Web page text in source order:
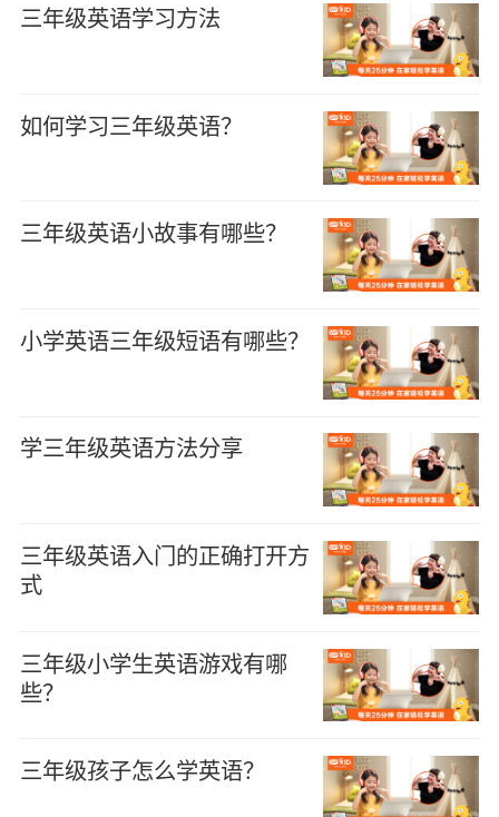
三年级英语学习方法
如何学习三年级英语？
三年级英语小故事有哪些？
小学英语三年级短语有哪些？
学三年级英语方法分享
三年级英语入门的正确打开方
式
三年级小学生英语游戏有哪
些？
三年级孩子怎么学英语？